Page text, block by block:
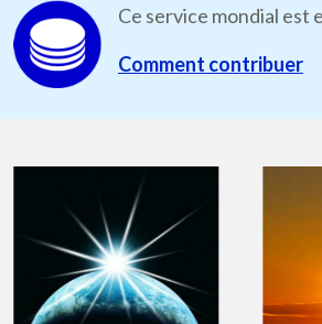
Ce service mondial est
Comment contribuer